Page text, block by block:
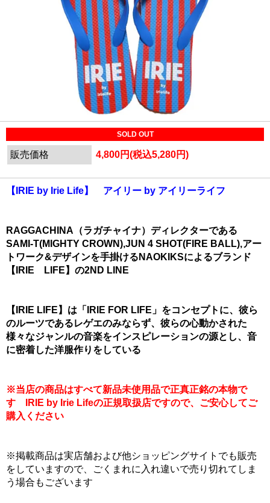
SOLD OUT
販売価格 4,800円(税込5,280円)
【IRIE by Irie Life】 アイリー by アイリーライフ
RAGGACHINA（ラガチャイナ）ディレクターである
SAMI-T(MIGHTY CROWN),JUN 4 SHOT(FIRE BALL),アー
トワーク&デザインを手掛けるNAOKIKSによるブランド
【IRIE LIFE】の2ND LINE
【IRIE LIFE】は「IRIE FOR LIFE」をコンセプトに、彼ら
のルーツであるレゲエのみならず、彼らの心動かされた
様々なジャンルの音楽をインスピレーションの源とし、音
に密着した洋服作りをしている
※当店の商品はすべて新品未使用品で正真正銘の本物で
す IRIE by Irie Lifeの正規取扱店ですので、ご安心してご
購入ください
※掲載商品は実店舗および他ショッピングサイトでも販売
をしていますので、ごくまれに入れ違いで売り切れてしま
う場合もございます